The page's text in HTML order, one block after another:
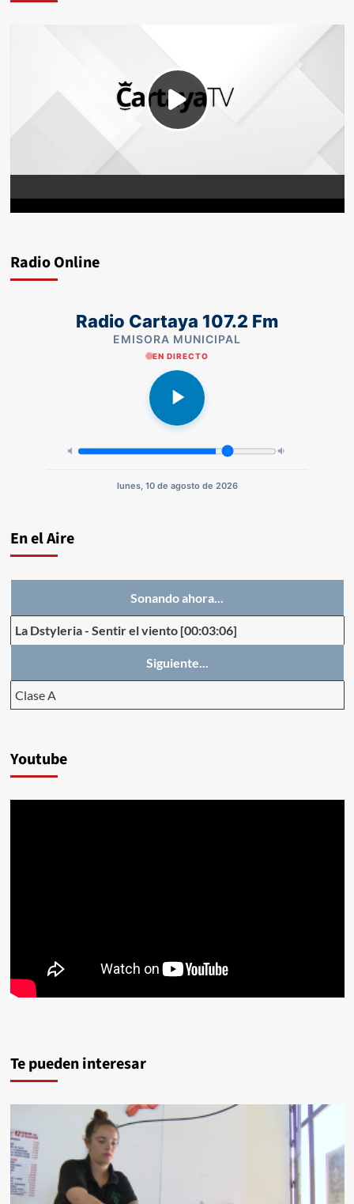
Radio Online
Radio Cartaya 107.2 Fm
EMISORA MUNICIPAL
EN DIRECTO
lunes, 10 de agosto de 2026
En el Aire
Sonando ahora...
La Dstyleria- Sentir el viento [00:03:06]
Siguiente...
Clase A
Youtube
Te pueden interesar